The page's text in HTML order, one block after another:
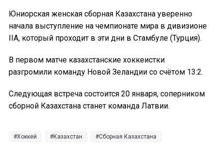
Юниорская женская сборная Казахстана уверенно
начала выступление на чемпионате мира в дивизионе
IIA, который проходит в эти дни в Стамбуле (Турция).
В первом матче казахстанские хоккеистки
разгромили команду Новой Зеландии со счётом 13:2.
Следующая встреча состоится 20 января, соперником
сборной Казахстана станет команда Латвии.
Хоккей Казахстан Сборная Казахстана